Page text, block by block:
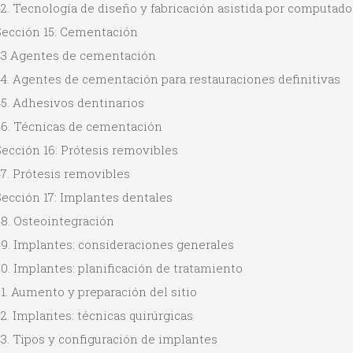
Tecnología de diseño y fabricación asistida por
15: Cementación
Agentes de cementación
Agentes de cementación para restauraciones definitivas
Adhesivos dentinarios
Técnicas de cementación
16: Prótesis removibles
Prótesis removibles
17: Implantes dentales
Osteointegración
Implantes: consideraciones generales
Implantes: planificación de tratamiento
Aumento y preparación del sitio
Implantes: técnicas quirúrgicas
Tipos y configuración de implantes